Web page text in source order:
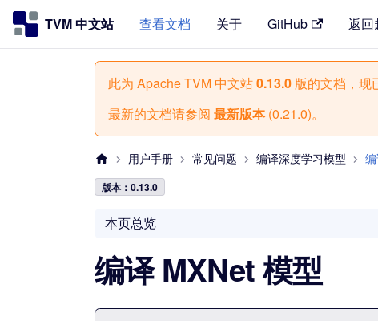
TVM 中文站 查看文档 关于 GitHub 返回
此为 Apache TVM 中文站0.13.0 版的文档，现
最新的文档请参阅 最新版本(0.21.0)。
用户手册 常见问题 编译深度学习模型
版本：0.13.0
本页总览
编译 MXNet 模型